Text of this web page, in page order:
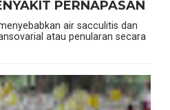
PERNAPASAN
air sacculitis dan
atau penularan secara